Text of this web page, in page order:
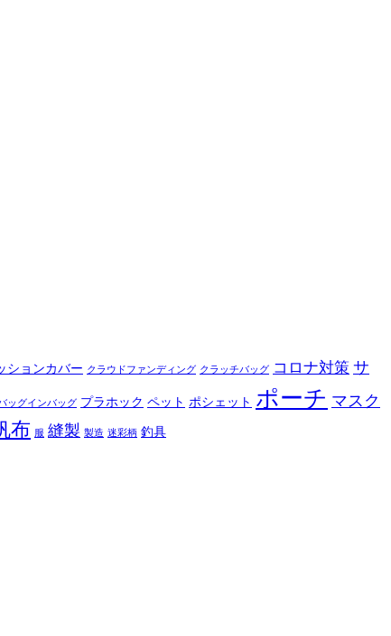
ションカバー クラウドファンディング クラッチバッグ コロナ対策 サ
ッグインバッグ プラホック ペット ポシェット ポーチ マスク
布 服 縫製 製造 迷彩柄 釣具